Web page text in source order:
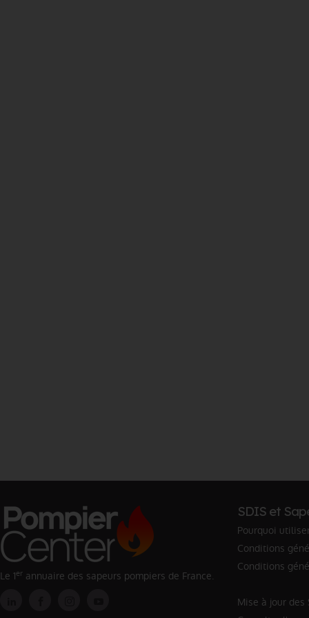
Le 1er annuaire des sapeurs pompiers de France.
SDIS et
Pourquoi
Conditions
Conditions
Mise à jour des